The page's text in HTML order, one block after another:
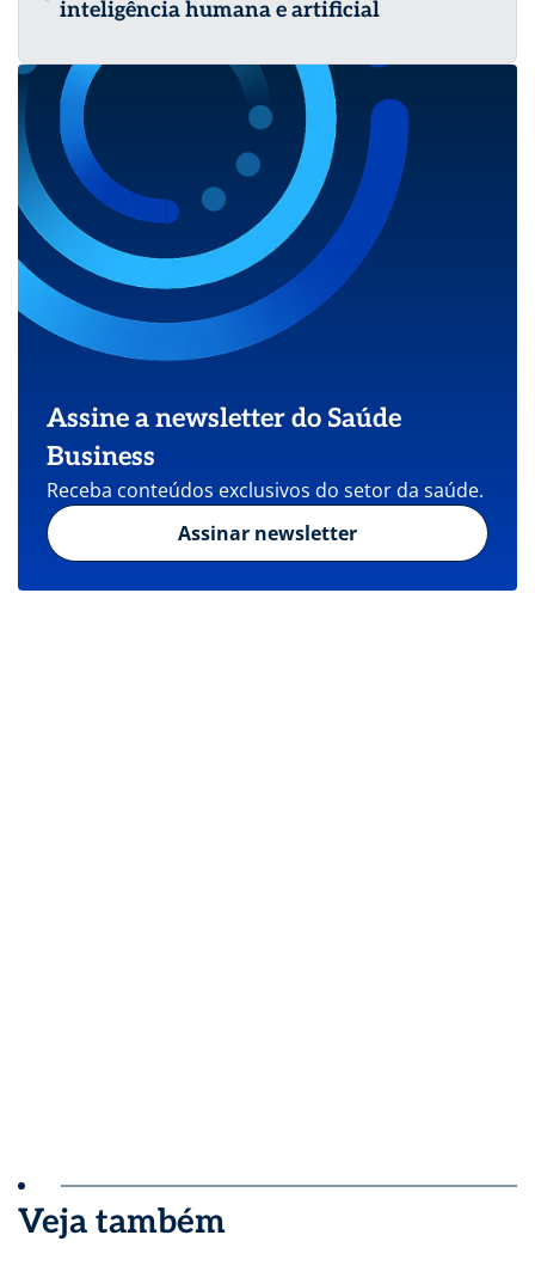
inteligência humana e artificial
Assine a newsletter do Saúde
Business
Receba conteúdos exclusivos do setor da saúde.
Assinar newsletter
Veja também